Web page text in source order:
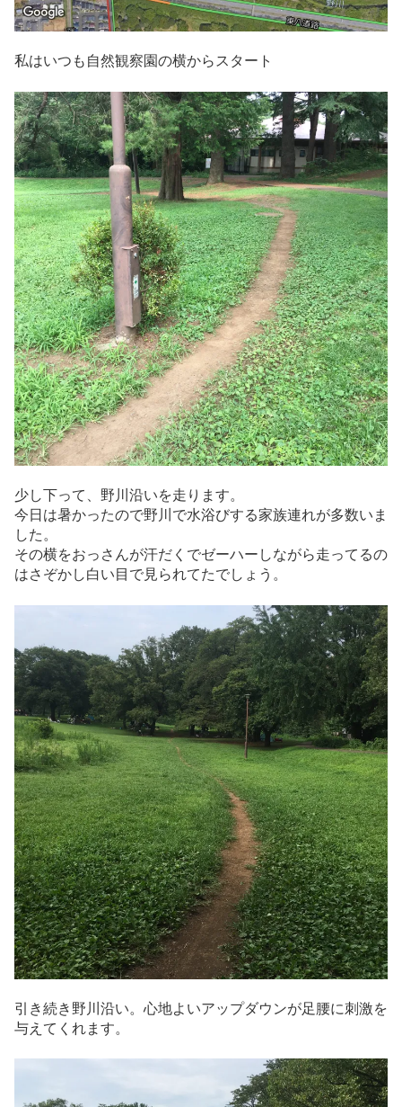
私はいつも自然観察園の横からスタート
少し下って、野川沿いを走ります。
今日は暑かったので野川で水浴びする家族連れが多数いま
した。
その横をおっさんが汗だくでゼーハーしながら走ってるの
はさぞかし白い目で見られてたでしょう。
引き続き野川沿い。心地よいアップダウンが足腰に刺激を
与えてくれます。